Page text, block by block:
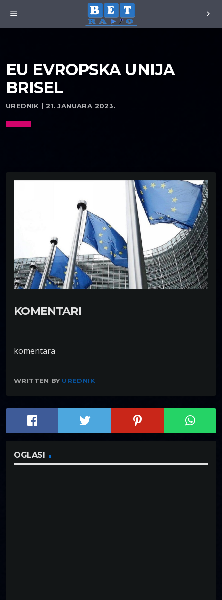
menu chevron_right
EU EVROPSKA UNIJA
BRISEL
UREDNIK | 21. JANUARA 2023.
KOMENTARI
komentara
WRITTEN BY UREDNIK
OGLASI